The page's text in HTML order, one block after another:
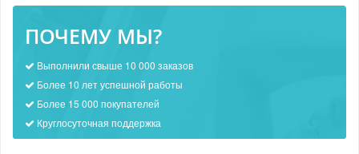
ПОЧЕМУ МЫ?
Выполнили свыше 10 000 заказов
Более 10 лет успешной работы
Более 15 000 покупателей
Круглосуточная поддержка